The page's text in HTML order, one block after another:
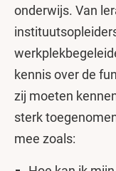
onderwijs. Van
kennis over de
zij moeten
sterk
mee zoals: